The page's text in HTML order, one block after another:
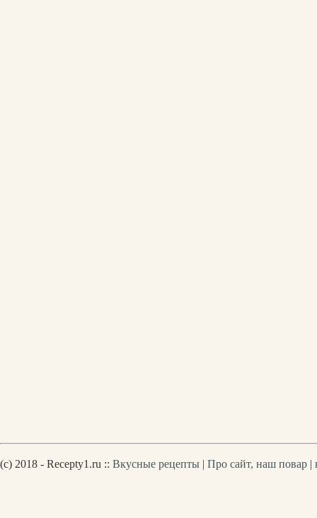
(c) 2018 - Recepty1.ru :: Вкусные рецепты | Про сайт, наш повар |